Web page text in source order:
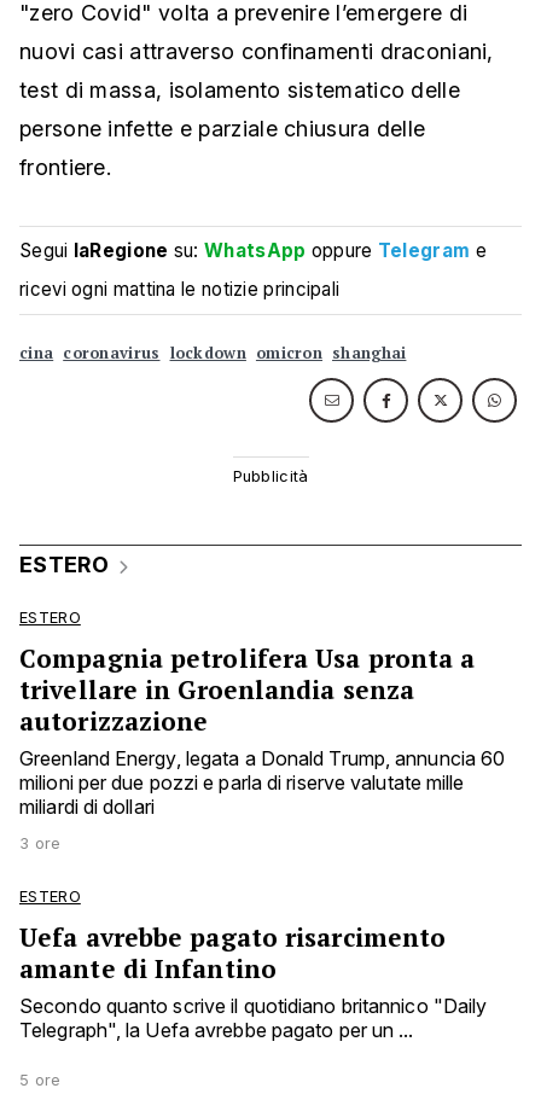
"zero Covid" volta a prevenire l’emergere di
nuovi casi attraverso confinamenti draconiani,
test di massa, isolamento sistematico delle
persone infette e parziale chiusura delle
frontiere.
Segui laRegione su:WhatsApp oppure Telegram e
ricevi ogni mattina le notizie principali
cina coronavirus lockdown omicron shanghai
ESTERO
ESTERO
Compagnia petrolifera Usa pronta a
trivellare in Groenlandia senza
autorizzazione
Greenland Energy, legata a Donald Trump, annuncia 60
milioni per due pozzi e parla di riserve valutate mille
miliardi di dollari
3 ore
ESTERO
Uefa avrebbe pagato risarcimento
amante di Infantino
Secondo quanto scrive il quotidiano britannico "Daily
Telegraph", la Uefa avrebbe pagato per un ...
5 ore